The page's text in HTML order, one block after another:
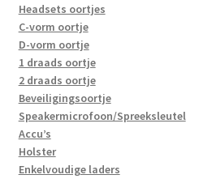
Headsets oortjes
C-vorm oortje
D-vorm oortje
1 draads oortje
2 draads oortje
Beveiligingsoortje
Speakermicrofoon/Spreeksleutel
Accu’s
Holster
Enkelvoudige laders